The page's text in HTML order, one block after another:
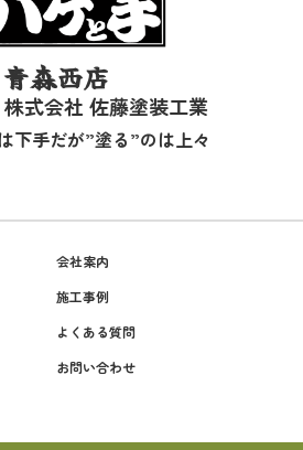
青森西店
式会社 佐藤塗装工業
下手だが”塗る”のは上々
会社案内
施工事例
よくある質問
お問い合わせ